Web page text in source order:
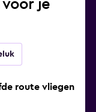
voor je
route vliegen